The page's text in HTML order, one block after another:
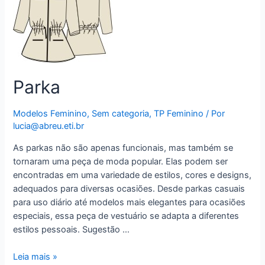
Parka
Modelos Feminino, Sem categoria,TP Feminino / Por
lucia@abreu.eti.br
As parkas não são apenas funcionais, mas também se
tornaram uma peça de moda popular. Elas podem ser
encontradas em uma variedade de estilos, cores e designs,
adequados para diversas ocasiões. Desde parkas casuais
para uso diário até modelos mais elegantes para ocasiões
especiais, essa peça de vestuário se adapta a diferentes
estilos pessoais. Sugestão …
Parka
Leia mais »